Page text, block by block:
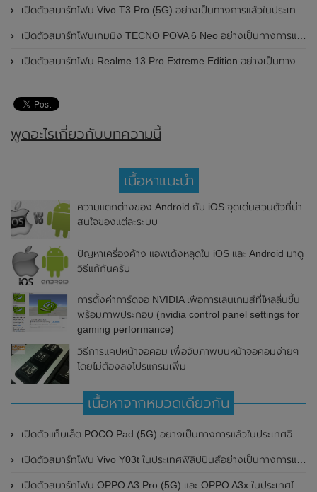
เปิดตัวสมาร์ทโฟน Vivo T3 Pro (5G) อย่างเป็นทางการแล้วในประเทศอินเดีย
เปิดตัวสมาร์ทโฟนเกมมิ่ง TECNO POVA 6 Neo อย่างเป็นทางการแล้วในประเทศไทย ในราคา 8,499 บาท
เปิดตัวสมาร์ทโฟน Realme 13 Pro Extreme Edition อย่างเป็นทางการแล้วในประเทศจีน
พูดอะไรเกี่ยวกับบทความนี้
เนื้อหาแนะนำ
ความแตกต่างของ Android กับ iOS จุดเด่นส่วนตัวที่น่า
สนใจของแต่ละระบบ
ปัญหาเครื่องค้าง แอพเด้งหลุดใน iOS และ Android มาดู
วิธีแก้กันครับ
การตั้งค่าการ์ดจอ NVIDIA เพื่อการเล่นเกมส์ที่ไหลลื่นขึ้น
พร้อมภาพประกอบ (nvidia control panel settings for
gaming performance)
วิธีการแคปหน้าจอคอม เพื่อจับภาพบนหน้าจอคอมง่ายๆ
โดยไม่ต้องลงโปรแกรมเพิ่ม
เนื้อหาจากหมวดเดียวกัน
เปิดตัวแท็บเล็ต POCO Pad (5G) อย่างเป็นทางการแล้วในประเทศอินเดีย มาพร้อมชิปเซ็ต Snapdragon 7s Gen 2 ของ Qualcomm และรองรับเครือข่าย 5G
เปิดตัวสมาร์ทโฟน Vivo Y03t ในประเทศฟิลิปปินส์อย่างเป็นทางการแล้ว มาพร้อมชิปเซ็ต Unisoc T612 , กล้องหลัง ความละเอียด 13MP , แบตเตอรี่ 5,000mAh และหน้าจอแสดงผล LCD / 90Hz
เปิดตัวสมาร์ทโฟน OPPO A3 Pro (5G) และ OPPO A3x ในประเทศไทยอย่างเป็นทางการแล้ว ในราคาเริ่มต้นเพียง 3,999 บาท